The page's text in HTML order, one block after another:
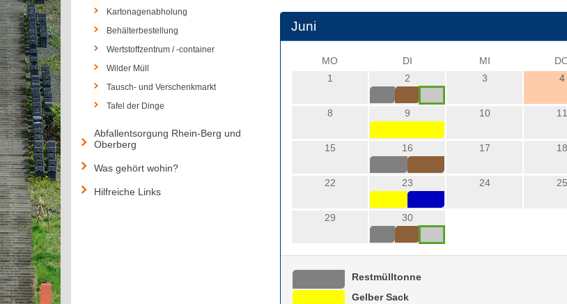
Juni
MO DI MI
1
2 3 4
8 9 10 11
15 16 17 18
22 23 24 25
29 30
Restmülltonne
Gelber Sack
Kartonagenabholung
Behälterbestellung
Wertstoffzentrum / -container
Wilder Müll
Tausch- und Verschenkmarkt
Tafel der Dinge
Abfallentsorgung Rhein-Berg und
Oberberg
Was gehört wohin?
Hilfreiche Links